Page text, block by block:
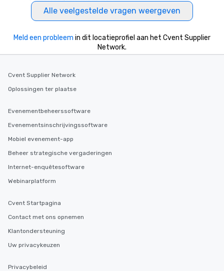
Alle veelgestelde vragen weergeven
Meld een probleem in dit locatieprofiel aan het Cvent Supplier
Network.
Cvent Supplier Network
Oplossingen ter plaatse
Evenementbeheerssoftware
Evenementsinschrijvingssoftware
Mobiel evenement-app
Beheer strategische vergaderingen
Internet-enquêtesoftware
Webinarplatform
Cvent Startpagina
Contact met ons opnemen
Klantondersteuning
Uw privacykeuzen
Privacybeleid